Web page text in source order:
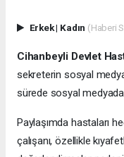
Erkek| Kadın (Haberi
Cihanbeyli Devlet
sekreterin sosyal medya
sürede sosyal medyada
Paylaşımda hastaları
çalışanı, özellikle